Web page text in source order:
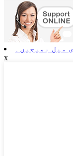
میل بھیجیں۔
x